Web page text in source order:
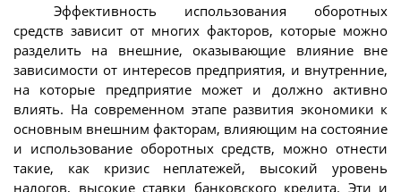
Эффективность использования оборотных
средств зависит от многих факторов, которые можно
разделить на внешние, оказывающие влияние вне
зависимости от интересов предприятия, и внутренние,
на которые предприятие может и должно активно
влиять. На современном этапе развития экономики к
основным внешним факторам, влияющим на состояние
и использование оборотных средств, можно отнести
такие, как кризис неплатежей, высокий уровень
налогов, высокие ставки банковского кредита. Эти и